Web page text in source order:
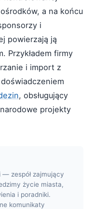
a na końcu
i
powierzają ją
Przykładem firmy
i import z
, obsługujący
projekty
— zespół zajmujący
życie miasta,
i poradniki.
komunikaty